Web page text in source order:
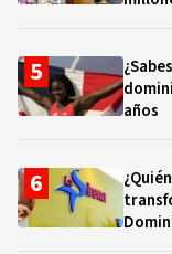
años